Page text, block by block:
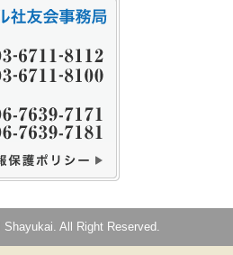
All Right Reserved.